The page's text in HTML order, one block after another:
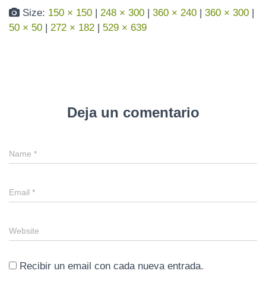
Size: 150 × 150 | 248 × 300 | 360 × 240 | 360 × 300 |
50 × 50 | 272 × 182 | 529 × 639
Deja un comentario
Name *
Email *
Website
Recibir un email con cada nueva entrada.